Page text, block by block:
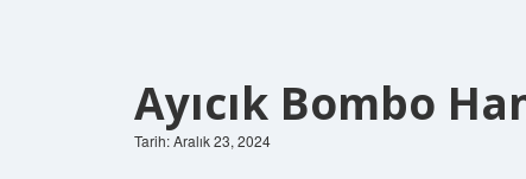
Ayıcık Bombo
Tarih: Aralık 23, 2024